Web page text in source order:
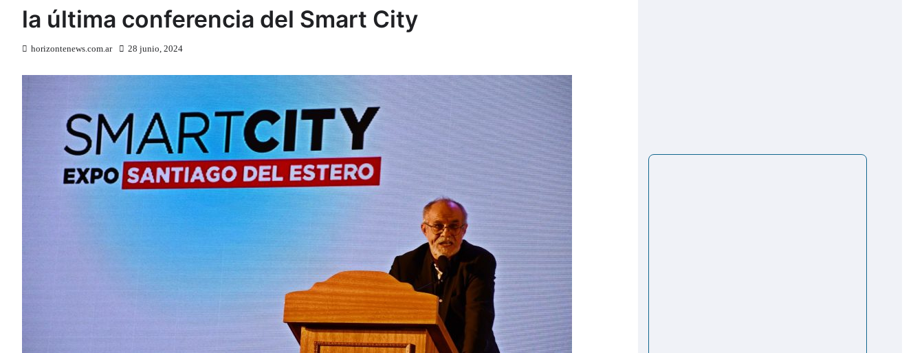
la última conferencia del Smart City
horizontenews.com.ar 28 junio, 2024